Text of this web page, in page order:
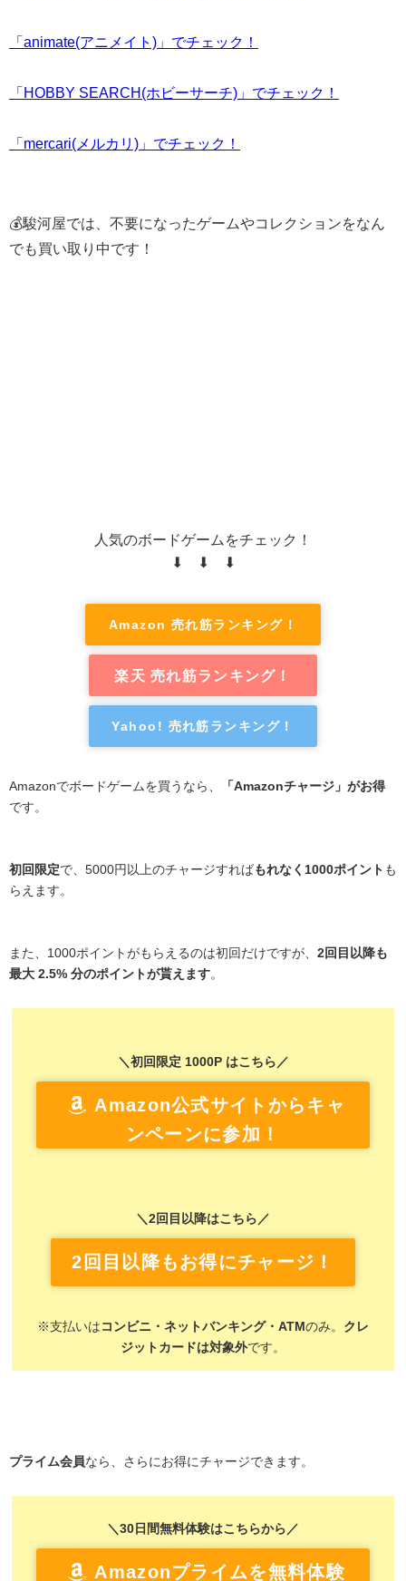
「animate(アニメイト)」でチェック！
「HOBBY SEARCH(ホビーサーチ)」でチェック！
「mercari(メルカリ)」でチェック！
💰駿河屋では、不要になったゲームやコレクションをなん
でも買い取り中です！
人気のボードゲームをチェック！
⬇ ⬇ ⬇
Amazon 売れ筋ランキング！
楽天 売れ筋ランキング！
Yahoo! 売れ筋ランキング！
Amazonでボードゲームを買うなら、
「Amazonチャージ」がお得
です。
初回限定で、5000円以上のチャージすればもれなく1000ポイント も
らえます。
また、1000ポイントがもらえるのは初回だけですが、 2回目以降も
最大 2.5% 分のポイントが貰えます。
＼初回限定 1000P はこちら／
Amazon公式サイトからキャ
ンペーンに参加！
＼2回目以降はこちら／
2回目以降もお得にチャージ！
※支払いは コンビニ・ネットバンキング・ATMのみ。 クレ
ジットカードは対象外です。
プライム会員なら、さらにお得にチャージできます。
＼30日間無料体験はこちらから／
Amazonプライムを無料体験